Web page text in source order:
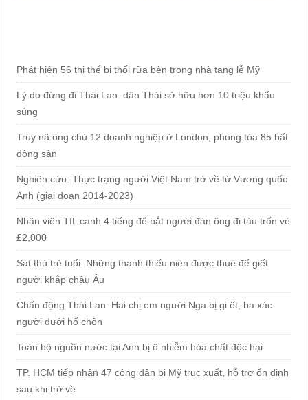
Phát hiện 56 thi thể bị thối rữa bên trong nhà tang lễ Mỹ
Lý do đừng đi Thái Lan: dân Thái sở hữu hơn 10 triệu khẩu
súng
Truy nã ông chủ 12 doanh nghiệp ở London, phong tỏa 85 bất
động sản
Nghiên cứu: Thực trạng người Việt Nam trở về từ Vương quốc
Anh (giai đoạn 2014-2023)
Nhân viên TfL canh 4 tiếng để bắt người đàn ông đi tàu trốn vé
£2,000
Sát thủ trẻ tuổi: Những thanh thiếu niên được thuê để giết
người khắp châu Âu
Chấn động Thái Lan: Hai chị em người Nga bị gi.ết, ba xác
người dưới hố chôn
Toàn bộ nguồn nước tại Anh bị ô nhiễm hóa chất độc hại
TP. HCM tiếp nhận 47 công dân bị Mỹ trục xuất, hỗ trợ ổn định
sau khi trở về